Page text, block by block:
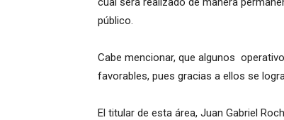
público.
Cabe mencionar, que algunos
favorables, pues gracias a ellos se
El titular de esta área, Juan Gabriel